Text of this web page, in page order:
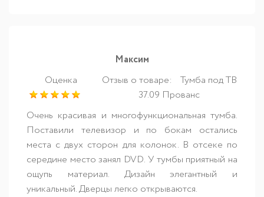
Максим
Оценка
Отзыв о товаре:
Тумба под ТВ
37.09 Прованс
Очень красивая и многофункциональная тумба.
Поставили телевизор и по бокам остались
места с двух сторон для колонок. В отсеке по
середине место занял DVD. У тумбы приятный на
ощупь материал. Дизайн элегантный и
уникальный. Дверцы легко открываются.